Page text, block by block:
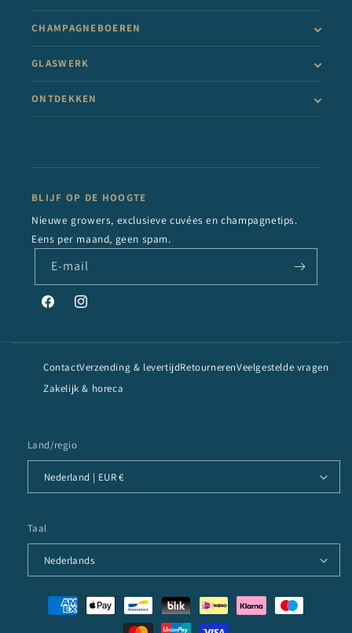
CHAMPAGNEBOEREN
GLASWERK
ONTDEKKEN
BLIJF OP DE HOOGTE
Nieuwe growers, exclusieve cuvées en champagnetips.
Eens per maand, geen spam.
E‑mail
FacebookInstagram
ContactVerzending & levertijdRetournerenVeelgestelde vragen
Zakelijk & horeca
Land/regio
Nederland | EUR €
Taal
Nederlands
Betaalmethoden